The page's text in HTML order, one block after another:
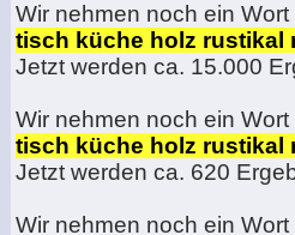
Wir nehmen noch ein
tisch küche holz rustikal
Jetzt werden ca. 15.000
Wir nehmen noch ein
tisch küche holz rustikal
Jetzt werden ca. 620
Wir nehmen noch ein